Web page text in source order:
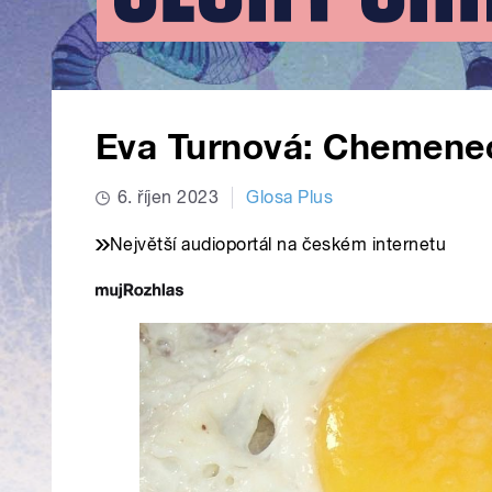
Eva Turnová:
6. říjen 2023 Glosa Plus
Největší audioportál na českém internetu